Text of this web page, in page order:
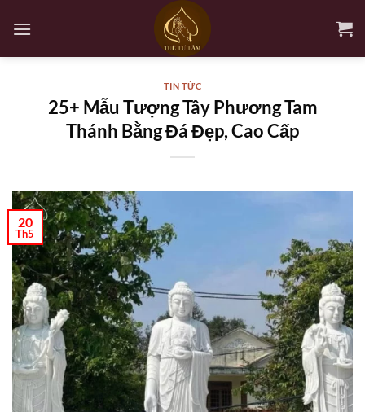
qua
TIN TỨC
25+ Mẫu Tượng Tây Phương Tam
Thánh Bằng Đá Đẹp, Cao Cấp
20
Th5